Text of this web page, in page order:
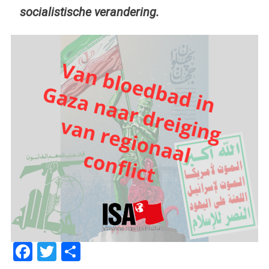
socialistische verandering.
Facebook
Twitter
Delen